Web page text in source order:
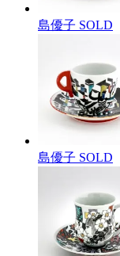
島優子 SOLD
島優子 SOLD